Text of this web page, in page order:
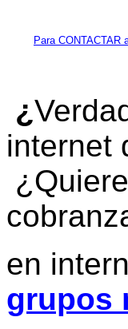
Para CONTACTAR
¿
internet
en
grupos